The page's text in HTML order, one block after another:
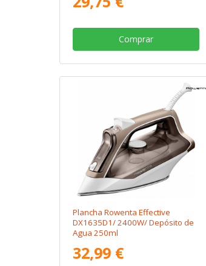
Comprar
Plancha Rowenta Effective
DX1635D1/ 2400W/ Depósito de
Agua 250ml
32,99 €